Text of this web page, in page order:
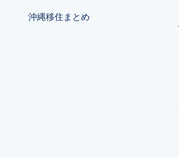
沖縄移住まとめ